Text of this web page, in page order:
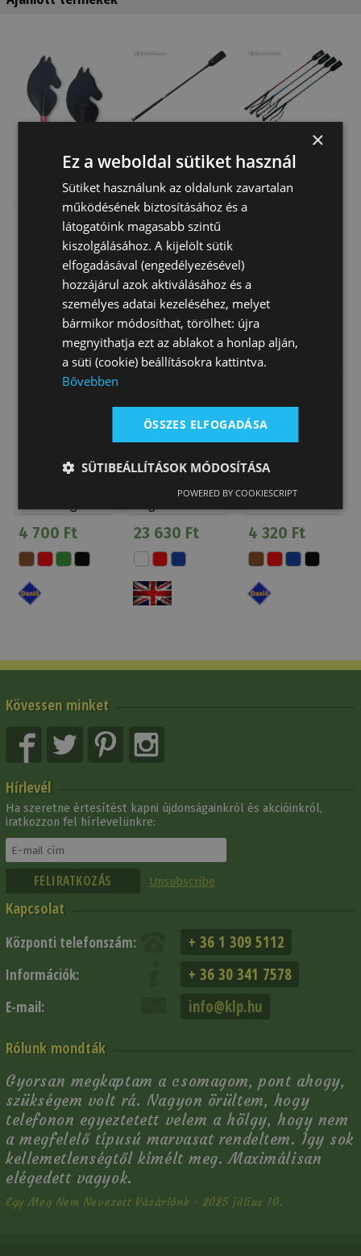
Lófej Csapóval
4 900 Ft
Angol Fém
Gombos
16 610 Ft
Fonott
4 700 Ft 23 630 Ft 4 320 Ft
Kövessen minket
Hírlevél
Ha szeretne értesítést kapni újdonságainkról és akcióinkról,
iratkozzon fel hírlevelünkre:
Unsubscribe
Kapcsolat
Központi telefonszám: + 36 1 309 5112
Információk: + 36 30 341 7578
E-mail: info@klp.hu
Rólunk mondták
Gyorsan megkaptam a csomagom, pont ahogy,
szükségem volt rá. Nagyon örültem, hogy
telefonon egyeztetett velem a hölgy, hogy nem
a megfelelő típusú marvasat rendeltem. Így sok
kellemetlenségtől kímélt meg. Maximálisan
elégedett vagyok.
Egy Meg Nem Nevezett Vásárlónk - 2025 július 10.
×
Ez a weboldal sütiket használ
Sütiket használunk az oldalunk zavartalan
működésének biztosításához és a
látogatóink magasabb szintű
kiszolgálásához. A kijelölt sütik
elfogadásával (engedélyezésével)
hozzájárul azok aktiválásához és a
személyes adatai kezeléséhez, melyet
bármikor módosíthat, törölhet: újra
megnyithatja ezt az ablakot a honlap alján,
a süti (cookie) beállításokra kattintva.
Bővebben
ÖSSZES ELFOGADÁSA
SÜTIBEÁLLÍTÁSOK MÓDOSÍTÁSA
POWERED BY COOKIESCRIPT